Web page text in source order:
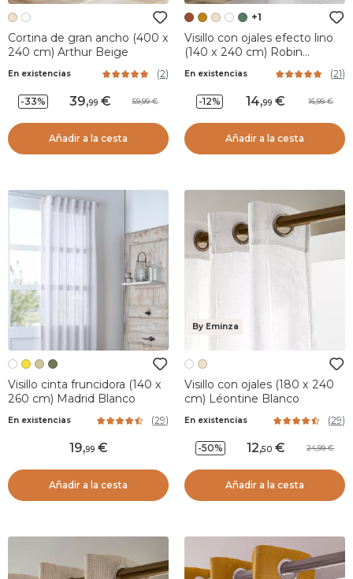
Cortina de gran ancho (400 x
240 cm) Arthur Beige
En existencias (2)
-33% 39,99 59,99
Añadir a la cesta
+1
Visillo con ojales efecto lino
(140 x 240 cm) Robin
En existencias (21)
-12% 14,99 16,99
Añadir a la cesta
Visillo cinta fruncidora (140 x
260 cm) Madrid Blanco
En existencias (29)
19,99
Añadir a la cesta
By Eminza
Visillo con ojales (180 x 240
cm) Léontine Blanco
En existencias (29)
-50% 12,50 24,99
Añadir a la cesta